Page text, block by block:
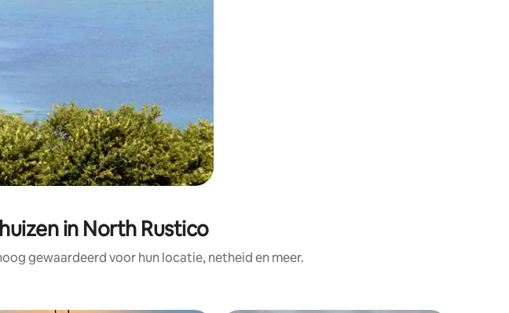
in North Rustico
gewaardeerd voor hun locatie, netheid en meer.